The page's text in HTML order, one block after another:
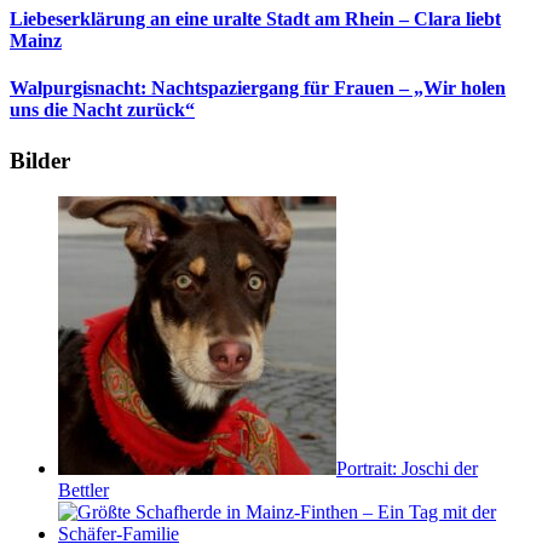
Liebeserklärung an eine uralte Stadt am Rhein – Clara liebt
Mainz
Walpurgisnacht: Nachtspaziergang für Frauen – „Wir holen
uns die Nacht zurück“
Bilder
Portrait: Joschi der
Bettler